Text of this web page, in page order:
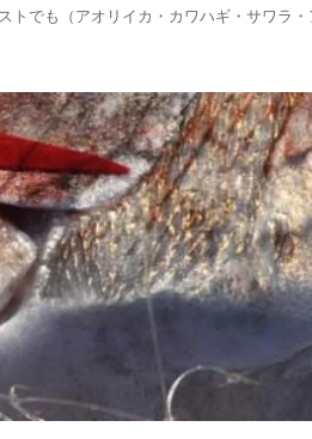
でも（アオリイカ・カワハギ・サワラ